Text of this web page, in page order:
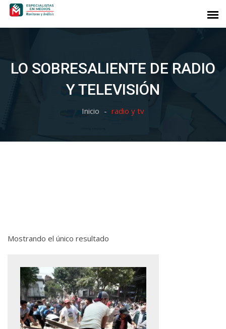
LO SOBRESALIENTE DE RADIO
Y TELEVISIÓN
Inicio radio y tv
Mostrando el único resultado